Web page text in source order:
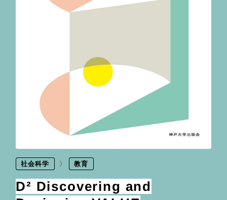
社会科学 教育
D² Discovering and